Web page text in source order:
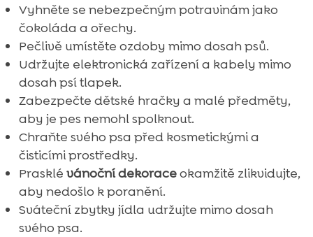
Vyhněte se nebezpečným potravinám jako
čokoláda a ořechy.
Pečlivě umístěte ozdoby mimo dosah psů.
Udržujte elektronická zařízení a kabely mimo
dosah psí tlapek.
Zabezpečte dětské hračky a malé předměty,
aby je pes nemohl spolknout.
Chraňte svého psa před kosmetickými a
čisticími prostředky.
Prasklé vánoční dekoraceokamžitě zlikvidujte,
aby nedošlo k poranění.
Sváteční zbytky jídla udržujte mimo dosah
svého psa.